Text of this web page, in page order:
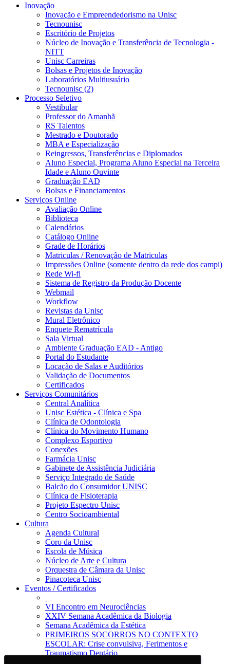
Inovação
Inovação e Empreendedorismo na Unisc
Tecnounisc
Escritório de Projetos
Núcleo de Inovação e Transferência de Tecnologia -
NITT
Unisc Carreiras
Bolsas e Projetos de Inovação
Laboratórios Multiusuário
Tecnounisc (2)
Processo Seletivo
Vestibular
Professor do Amanhã
RS Talentos
Mestrado e Doutorado
MBA e Especialização
Reingressos, Transferências e Diplomados
Aluno Especial, Programa Aluno Especial na Terceira
Idade e Aluno Ouvinte
Graduação EAD
Bolsas e Financiamentos
Serviços Online
Avaliação Online
Biblioteca
Calendários
Catálogo Online
Grade de Horários
Matriculas / Renovação de Matriculas
Impressões Online (somente dentro da rede dos campi)
Rede Wi-fi
Sistema de Registro da Produção Docente
Webmail
Workflow
Revistas da Unisc
Mural Eletrônico
Enquete Rematrícula
Sala Virtual
Ambiente Graduação EAD - Antigo
Portal do Estudante
Locação de Salas e Auditórios
Validação de Documentos
Certificados
Serviços Comunitários
Central Analítica
Unisc Estética - Clínica e Spa
Clínica de Odontologia
Clínica do Movimento Humano
Complexo Esportivo
Conexões
Farmácia Unisc
Gabinete de Assistência Judiciária
Serviço Integrado de Saúde
Balcão do Consumidor UNISC
Clínica de Fisioterapia
Projeto Espectro Unisc
Centro Socioambiental
Cultura
Agenda Cultural
Coro da Unisc
Escola de Música
Núcleo de Arte e Cultura
Orquestra de Câmara da Unisc
Pinacoteca Unisc
Eventos / Certificados
VI Encontro em Neurociências
XXIV Semana Acadêmica da Biologia
Semana Acadêmica da Estética
PRIMEIROS SOCORROS NO CONTEXTO
ESCOLAR: Crise convulsiva, Ferimentos e
Traumatismo Dentário